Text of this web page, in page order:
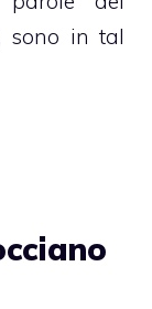
sono in tal